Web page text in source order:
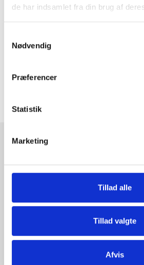
de har indsamlet fra din brug af
Nødvendig
Præferencer
Statistik
Marketing
Tillad alle
Tillad valgte
Afvis
Har man ikke Vuplex, så kan
opvredet klud sagtens bruges.
der hjælper dig med montering af
akrylglas. Find videoen
kontakte os.
RAMMESHOPPEN.DK
Rammeshoppen ApS
Danmark
info@rammeshoppen.dk